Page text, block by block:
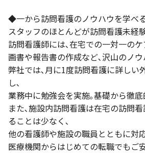
◆一から訪問看護のノウハウを学べ
スタッフのほとんどが訪問看護未経
訪問看護師には､在宅での一対一の
画書や報告書の作成など､沢山のノ
弊社では､月に1度訪問看護に詳しい
し､
業務中に勉強会を実施｡基礎から徹底
また､施設内訪問看護は在宅の訪問
ることは少なく､
他の看護師や施設の職員とともに対
医療機関からはじめての転職でもご